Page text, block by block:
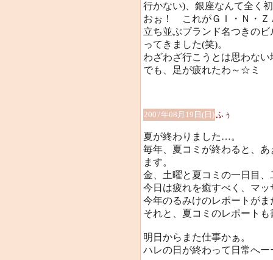
行かない)、銀座なんて全く
おぉ！ これがＧＩ・Ｎ・
立ち並ぶブランド名つきの
ってきました(笑)。
わざわざ行こうとは思わな
でも、足が疲れたわ～☆ミ
2007年08月19日(日)ふぅ
夏が終わりました…。
毎年、夏コミが終わると、
ます。
金、土曜と夏コミの一日目
今日は疲れを癒すべく、マ
今年のるみけのレポートが
それと、夏コミのレポート
明日からまた仕事かぁ。
ハレの日が終わって日常へー